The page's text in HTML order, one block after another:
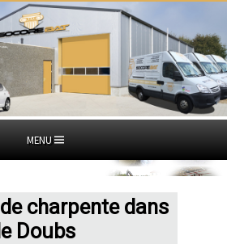
MENU
charpente dans
le Doubs